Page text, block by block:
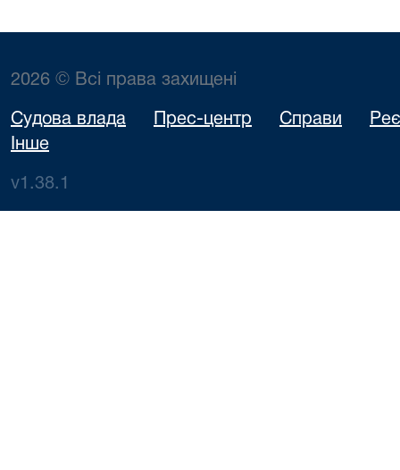
2026 © Всі права захищені
Судова влада Прес-центр Справи
Інше
v1.38.1